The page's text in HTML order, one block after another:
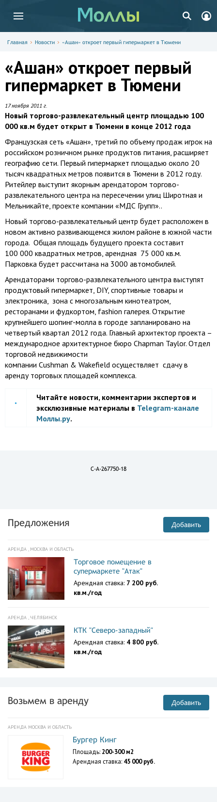
Главная Новости «Ашан» откроет первый гипермаркет в Тюмени
«Ашан» откроет первый
гипермаркет в Тюмени
17 ноября 2011 г.
Новый торгово-развлекательный центр площадью 100
000 кв.м будет открыт в Тюмени в конце 2012 года
Французская сеть «Ашан», третий по объему продаж игрок на
российском розничном рынке продуктов питания, расширяет
географию сети. Первый гипермаркет площадью около 20
тысяч квадратных метров появится в Тюмени в 2012 году.
Ритейлер выступит якорным арендатором торгово-
развлекательного центра на пересечении улиц Широтная и
Мельникайте, проекте компании «МДС Групп»..
Новый торгово-развлекательный центр будет расположен в
новом активно развивающемся жилом районе в южной части
города. Общая площадь будущего проекта составит
100 000 квадратных метров, арендная 75 000 кв.м.
Парковка будет рассчитана на 3000 автомобилей.
Арендаторами торгово-развлекательного центра выступят
продуктовый гипермаркет, DIY, спортивные товары и
электроника, зона с многозальным кинотеатром,
ресторанами и фудкортом, fashion галерея. Открытие
крупнейшего шопинг-молла в городе запланировано на
четвертый квартал 2012 года. Главный архитектор проекта –
международное архитектурное бюро Chapman Taylor. Отдел
торговой недвижимости
компании Cushman & Wakefield осуществляет сдачу в
аренду торговых площадей комплекса.
Читайте новости, комментарии экспертов и
эксклюзивные материалы в Telegram-канале
Моллы.ру.
C-A-267750-18
Предложения Добавить
АРЕНДА , МОСКВА И ОБЛАСТЬ
Торговое помещение в
супермаркете "Атак"
Арендная ставка: 7 200 руб.
кв.м./год
АРЕНДА , ЧЕЛЯБИНСК
КТК "Северо-западный"
Арендная ставка: 4 800 руб.
кв.м./год
Возьмем в аренду Добавить
АРЕНДА МОСКВА И ОБЛАСТЬ
Бургер Кинг
Площадь: 200-300 м2
Арендная ставка: 45 000 руб.